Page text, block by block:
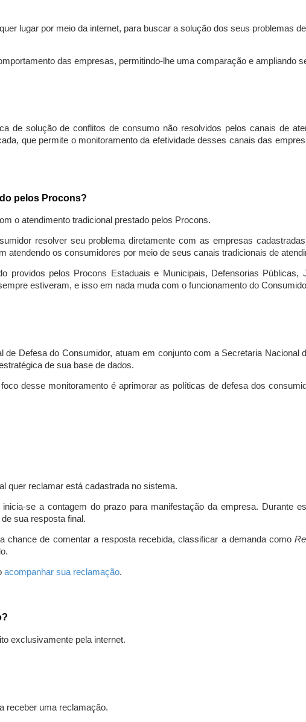
lugar por meio da internet, para buscar a solução dos seus problemas
das empresas, permitindo-lhe uma comparação e ampliando
de solução de conflitos de consumo não resolvidos pelos canais de
que permite o monitoramento da efetividade desses canais das
pelos Procons?
o atendimento tradicional prestado pelos Procons.
resolver seu problema diretamente com as empresas
atendendo os consumidores por meio de seus canais tradicionais de
providos pelos Procons Estaduais e Municipais, Defensorias Públicas,
estiveram, e isso em nada muda com o funcionamento do
Defesa do Consumidor, atuam em conjunto com a Secretaria Nacional
de sua base de dados.
desse monitoramento é aprimorar as políticas de defesa dos
quer reclamar está cadastrada no sistema.
se a contagem do prazo para manifestação da empresa. Durante
sua resposta final.
chance de comentar a resposta recebida, classificar a demanda como
acompanhar sua reclamação.
exclusivamente pela internet.
receber uma reclamação.